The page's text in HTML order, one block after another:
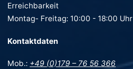
Erreichbarkeit
Montag- Freitag: 10:00 - 18:00 Uhr
Kontaktdaten
Mob.: +49 (0)179 – 76 56 366